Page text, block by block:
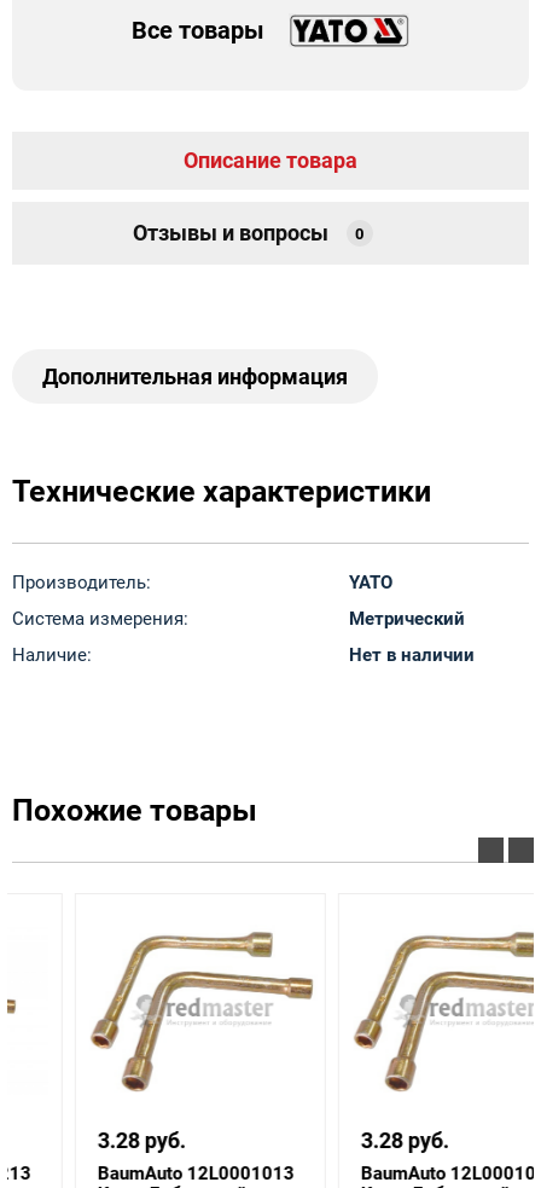
Все товары
Описание товара
Отзывы и вопросы 0
Дополнительная информация
Технические характеристики
Производитель:
YATO
Система измерения:
Метрический
Наличие:
Нет в наличии
Похожие товары
3.28 руб.
BaumAuto 12L0001013
3.28 руб.
BaumAuto 12L0001012